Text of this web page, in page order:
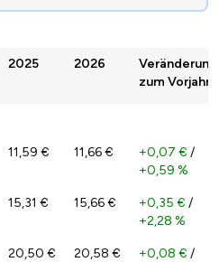
2025 2026
Veränderung
zum Vorjahr
11,59 € 11,66 € +0,07 € /
+0,59 %
15,31 € 15,66 € +0,35 € /
+2,28 %
20,50 € 20,58 € +0,08 € /